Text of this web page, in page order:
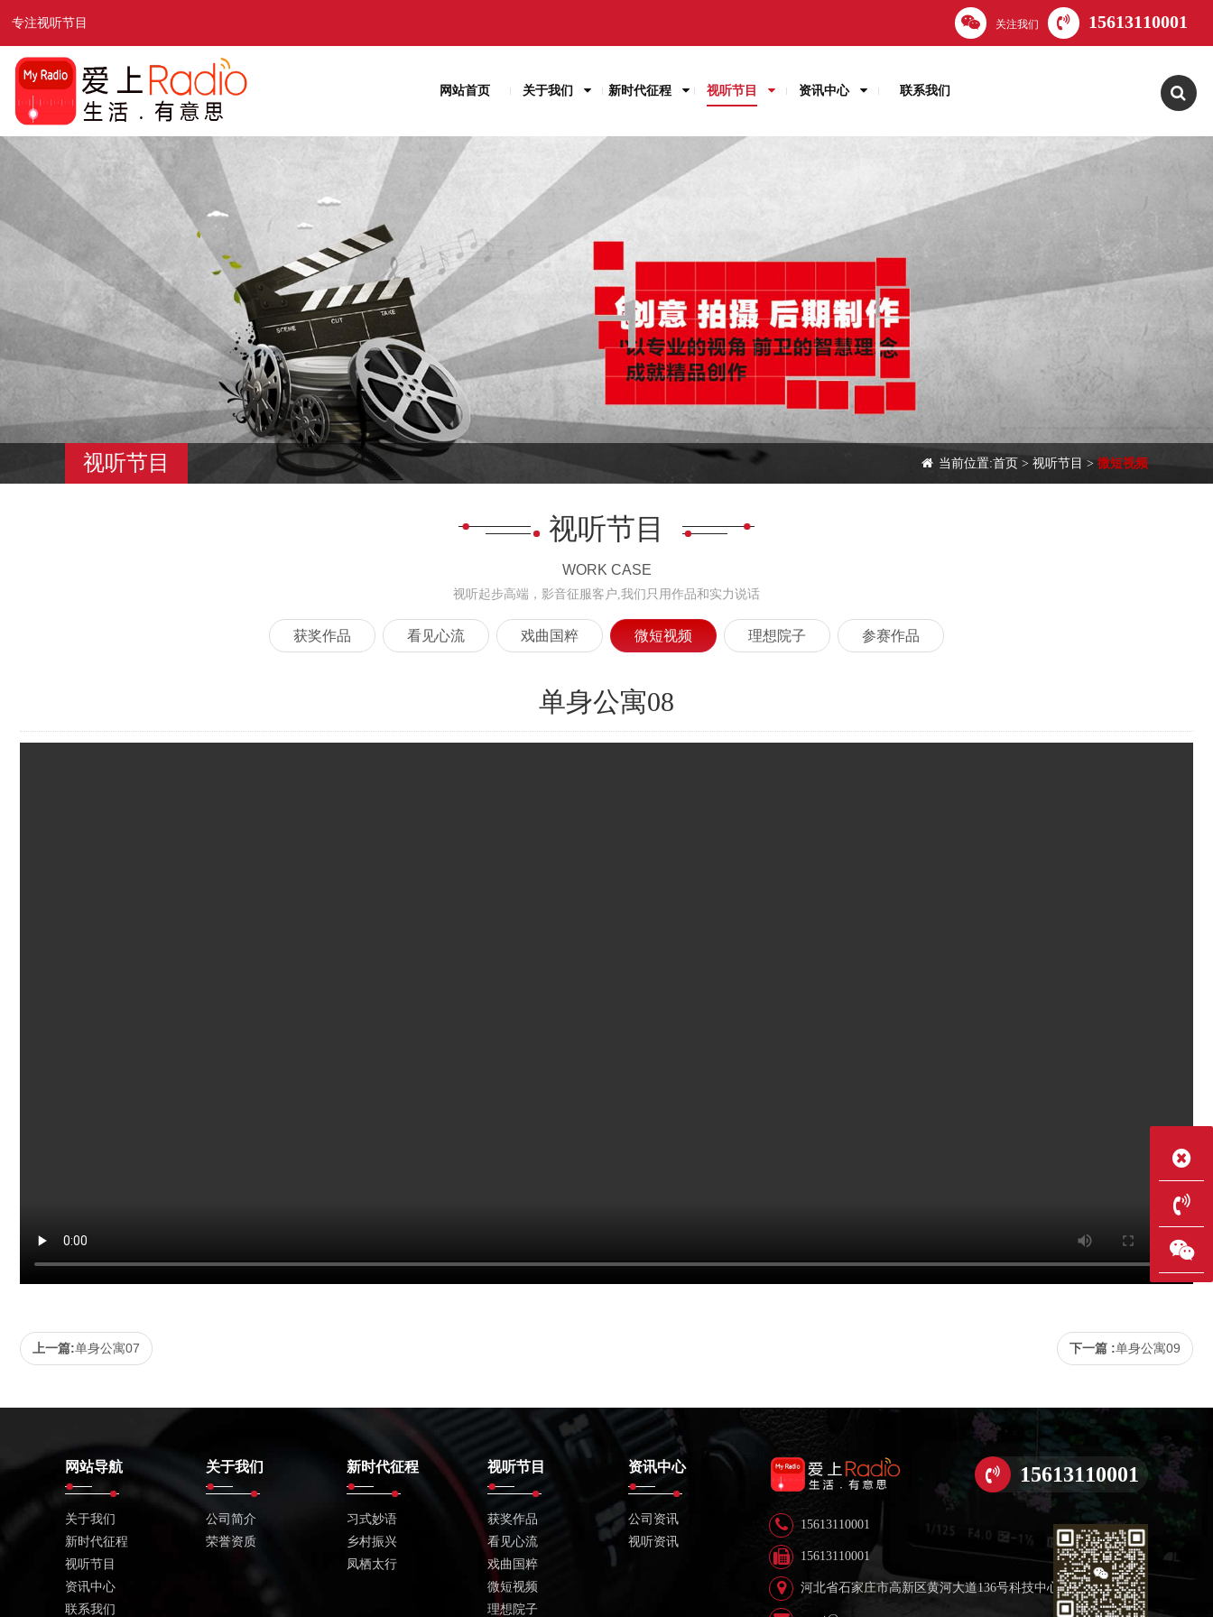
专注视听节目 关注我们 15613110001
网站首页 关于我们 新时代征程 视听节目 资讯中心 联系我们
视听节目 当前位置:首页 > 视听节目 > 微短视频
视听节目
WORK CASE
视听起步高端，影音征服客户,我们只用作品和实力说话
获奖作品 看见心流 戏曲国粹 微短视频 理想院子 参赛作品
单身公寓08
上一篇:单身公寓07 下一篇 :单身公寓09
网站导航
关于我们
新时代征程
视听节目
资讯中心
联系我们
关于我们
公司简介
荣誉资质
新时代征程
习式妙语
乡村振兴
凤栖太行
视听节目
获奖作品
看见心流
戏曲国粹
微短视频
理想院子
资讯中心
公司资讯
视听资讯
15613110001
15613110001
15613110001
河北省石家庄市高新区黄河大道136号科技中心